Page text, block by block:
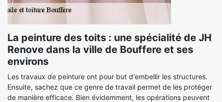
La peinture des toits : une spécialité de JH
Renove dans la ville de Bouffere et ses
environs
Les travaux de peinture ont pour but d'embellir les structures.
Ensuite, sachez que ce genre de travail permet de les protéger
de manière efficace. Bien évidemment, les opérations peuvent